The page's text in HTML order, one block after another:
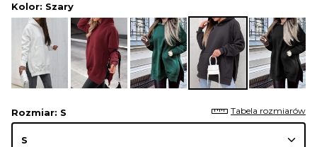
Kolor: Szary
Rozmiar: S Tabela rozmiarów